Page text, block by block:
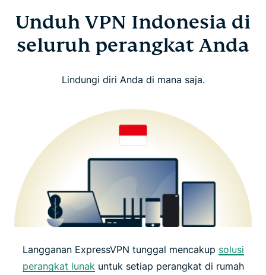
Unduh VPN Indonesia di
seluruh perangkat Anda
Lindungi diri Anda di mana saja.
Langganan ExpressVPN tunggal mencakup solusi
perangkat lunak untuk setiap perangkat di rumah